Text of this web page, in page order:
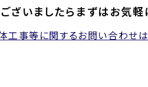
いましたらまずはお気軽
体工事等に関するお問い合わせ